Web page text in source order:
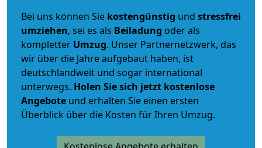
Bei uns können Sie kostengünstig und stressfrei
umziehen, sei es als Beiladung oder als
kompletter Umzug. Unser Partnernetzwerk, das
wir über die Jahre aufgebaut haben, ist
deutschlandweit und sogar international
unterwegs. Holen Sie sich jetzt kostenlose
Angebote und erhalten Sie einen ersten
Überblick über die Kosten für Ihren Umzug.